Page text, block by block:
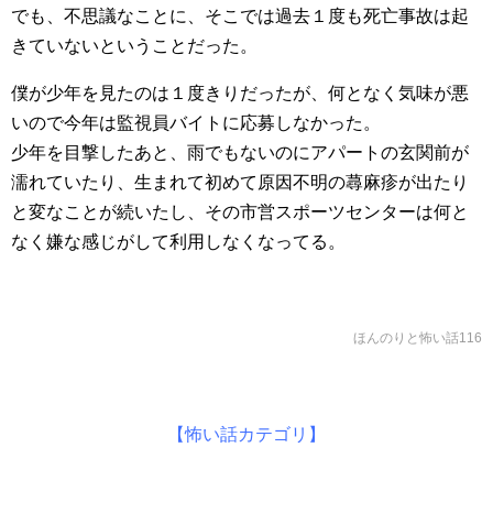
でも、不思議なことに、そこでは過去１度も死亡事故は起
きていないということだった。
僕が少年を見たのは１度きりだったが、何となく気味が悪
いので今年は監視員バイトに応募しなかった。
少年を目撃したあと、雨でもないのにアパートの玄関前が
濡れていたり、生まれて初めて原因不明の蕁麻疹が出たり
と変なことが続いたし、その市営スポーツセンターは何と
なく嫌な感じがして利用しなくなってる。
ほんのりと怖い話116
【怖い話カテゴリ】